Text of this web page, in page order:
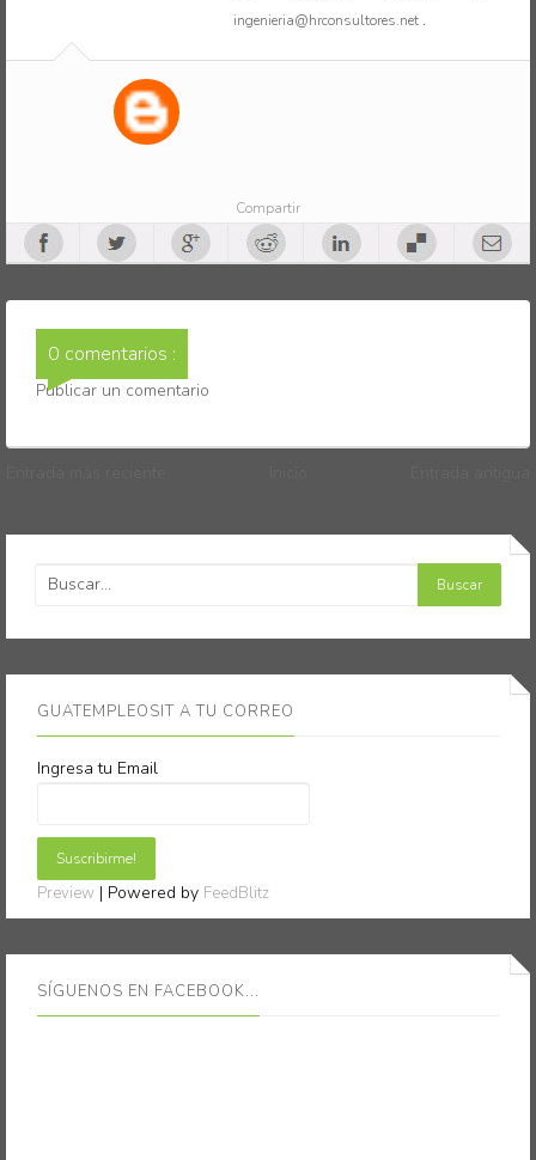
ingenieria@hrconsultores.net .
Compartir
0 comentarios :
Publicar un comentario
GUATEMPLEOSIT A TU CORREO
Ingresa tu Email
Preview | Powered by FeedBlitz
SÍGUENOS EN FACEBOOK...